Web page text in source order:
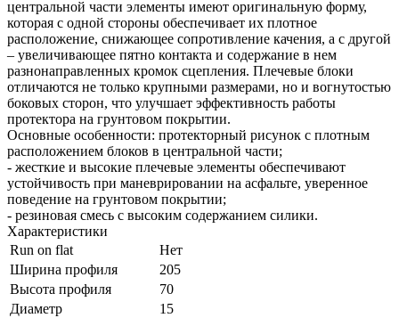
центральной части элементы имеют оригинальную форму,
которая с одной стороны обеспечивает их плотное
расположение, снижающее сопротивление качения, а с другой
– увеличивающее пятно контакта и содержание в нем
разнонаправленных кромок сцепления. Плечевые блоки
отличаются не только крупными размерами, но и вогнутостью
боковых сторон, что улучшает эффективность работы
протектора на грунтовом покрытии.
Основные особенности: протекторный рисунок с плотным
расположением блоков в центральной части;
- жесткие и высокие плечевые элементы обеспечивают
устойчивость при маневрировании на асфальте, уверенное
поведение на грунтовом покрытии;
- резиновая смесь с высоким содержанием силики.
Характеристики
Run on flat
Нет
Ширина профиля
205
Высота профиля
70
Диаметр
15